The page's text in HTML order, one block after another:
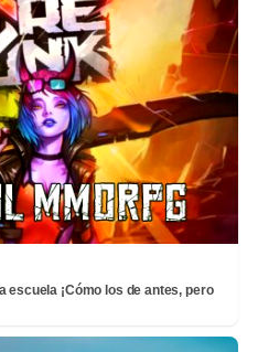
escuela ¡Cómo los de antes, pero